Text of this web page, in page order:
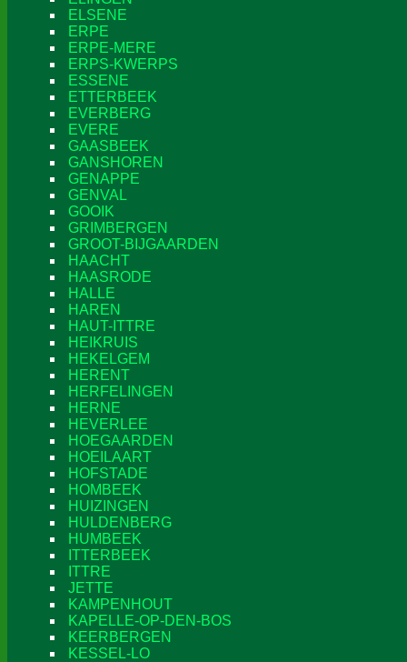
ELSENE
ERPE
ERPE-MERE
ERPS-KWERPS
ESSENE
ETTERBEEK
EVERBERG
EVERE
GAASBEEK
GANSHOREN
GENAPPE
GENVAL
GOOIK
GRIMBERGEN
GROOT-BIJGAARDEN
HAACHT
HAASRODE
HALLE
HAREN
HAUT-ITTRE
HEIKRUIS
HEKELGEM
HERENT
HERFELINGEN
HERNE
HEVERLEE
HOEGAARDEN
HOEILAART
HOFSTADE
HOMBEEK
HUIZINGEN
HULDENBERG
HUMBEEK
ITTERBEEK
ITTRE
JETTE
KAMPENHOUT
KAPELLE-OP-DEN-BOS
KEERBERGEN
KESSEL-LO